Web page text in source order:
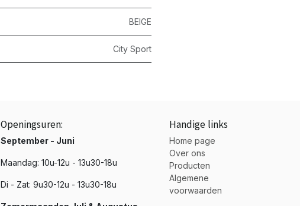
BEIGE
City Sport
Openingsuren:
September - Juni
Maandag: 10u-12u - 13u30-18u
Di - Zat: 9u30-12u - 13u30-18u
Handige links
Home page
Over ons
Producten
Algemene
voorwaarden